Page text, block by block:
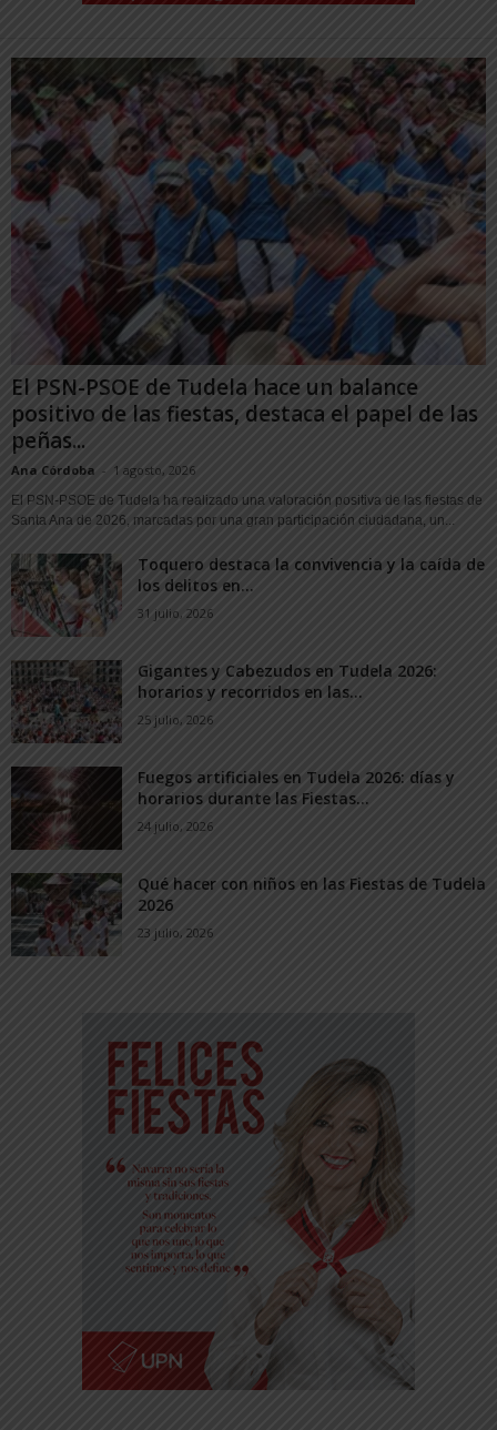
El PSN-PSOE de Tudela hace un balance
positivo de las fiestas, destaca el papel de las
peñas...
Ana Córdoba - 1 agosto, 2026
El PSN-PSOE de Tudela ha realizado una valoración positiva de las fiestas de
Santa Ana de 2026, marcadas por una gran participación ciudadana, un...
Toquero destaca la convivencia y la caída de
los delitos en...
31 julio, 2026
Gigantes y Cabezudos en Tudela 2026:
horarios y recorridos en las...
25 julio, 2026
Fuegos artificiales en Tudela 2026: días y
horarios durante las Fiestas...
24 julio, 2026
Qué hacer con niños en las Fiestas de Tudela
2026
23 julio, 2026